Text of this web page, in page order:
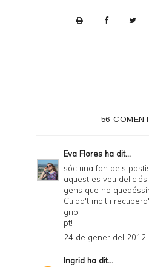
r
i
e
d
56
Eva Flores ha dit...
sóc una fan dels
aquest es veu
gens que no
Cuida't molt i
grip.
pt!
24 de gener del
Ingrid ha dit...